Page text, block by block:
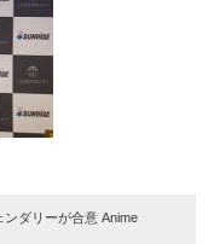
ダリーが合意 Anime